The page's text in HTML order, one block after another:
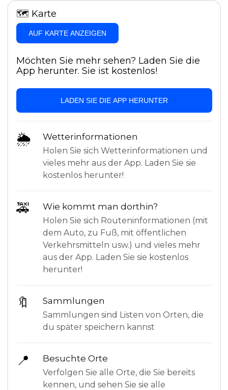
🗺 Karte
AUF KARTE ANZEIGEN
Möchten Sie mehr sehen? Laden Sie die
App herunter. Sie ist kostenlos!
LADEN SIE DIE APP HERUNTER
🌦 Wetterinformationen
Holen Sie sich Wetterinformationen und
vieles mehr aus der App. Laden Sie sie
kostenlos herunter!
🚕 Wie kommt man dorthin?
Holen Sie sich Routeninformationen (mit
dem Auto, zu Fuß, mit öffentlichen
Verkehrsmitteln usw.) und vieles mehr
aus der App. Laden Sie sie kostenlos
herunter!
🔖 Sammlungen
Sammlungen sind Listen von Orten, die
du später speichern kannst
📍 Besuchte Orte
Verfolgen Sie alle Orte, die Sie bereits
kennen, und sehen Sie sie alle